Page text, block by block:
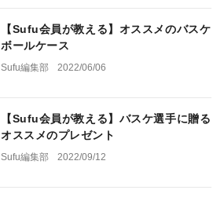
【Sufu会員が教える】オススメのバスケ
ボールケース
Sufu編集部 2022/06/06
【Sufu会員が教える】バスケ選手に贈る
オススメのプレゼント
Sufu編集部 2022/09/12